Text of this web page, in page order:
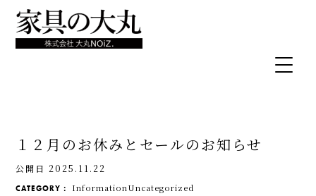
１２月のお休みとセールのお知らせ
公開日 2025.11.22
CATEGORY： InformationUncategorized